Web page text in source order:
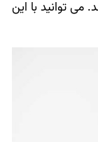
توانید با این